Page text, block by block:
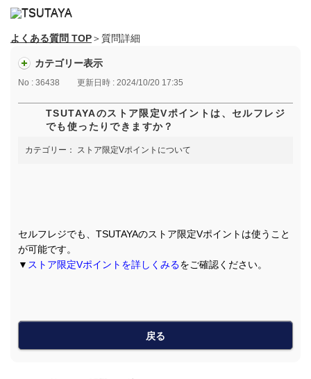
よくある質問 TOP＞質問詳細
カテゴリー表示
No : 36438 更新日時 : 2024/10/20 17:35
TSUTAYAのストア限定Vポイントは、セルフレジ
でも使ったりできますか？
カテゴリー： ストア限定Vポイントについて
セルフレジでも、TSUTAYAのストア限定Vポイントは使うこと
が可能です。
▼ ストア限定Vポイントを詳しくみるをご確認ください。
戻る